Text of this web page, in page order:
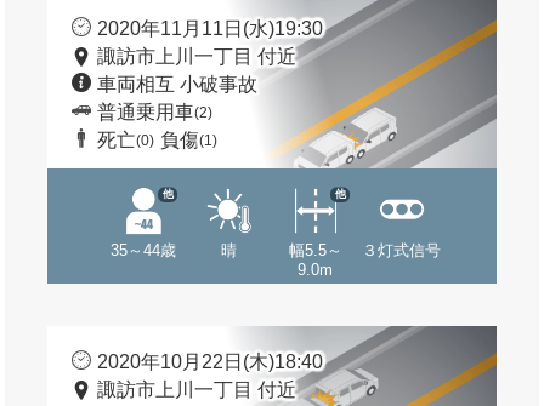
2020年11月11日(水)19:30
諏訪市上川一丁目 付近
車両相互 小破事故
普通乗用車(2)
死亡(0) 負傷(1)
35～44歳
他
晴
幅5.5～
9.0m
他
３灯式信号
2020年10月22日(木)18:40
諏訪市上川一丁目 付近